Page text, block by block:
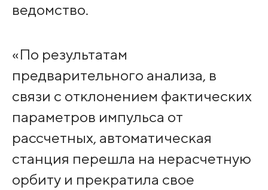
ведомство.
«По результатам
предварительного анализа, в
связи с отклонением фактических
параметров импульса от
рассчетных, автоматическая
станция перешла на нерасчетную
орбиту и прекратила свое